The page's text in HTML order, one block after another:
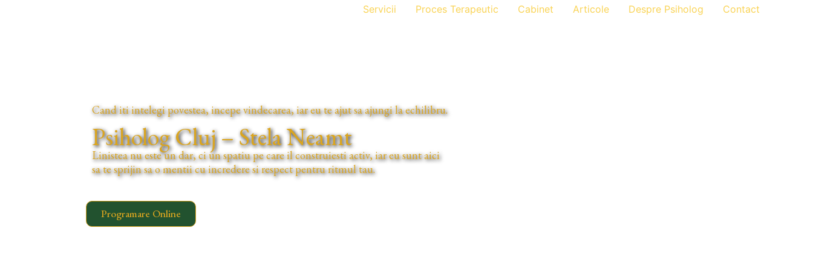
Servicii Proces Terapeutic Cabinet Articole Despre Psiholog Contact
Cand iti intelegi povestea, incepe vindecarea, iar eu te ajut sa ajungi la echilibru.
Psiholog Cluj – Stela Neamt
Linistea nu este un dar, ci un spatiu pe care il construiesti activ, iar eu sunt aici
sa te sprijin sa o mentii cu incredere si respect pentru ritmul tau.
Programare Online